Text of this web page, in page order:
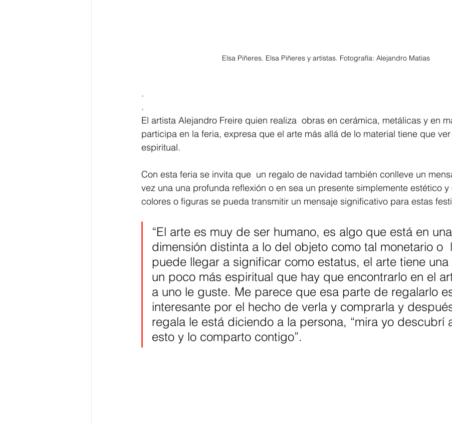
Elsa Piñeres. Elsa Piñeres y artistas. Fotografía: Alejandro Matias
.
.
El artista Alejandro Freire quien realiza  obras en cerámica, metálicas y en
participa en la feria, expresa que el arte más allá de lo material tiene que
espiritual.
Con esta feria se invita que  un regalo de navidad también conlleve un
vez una una profunda reflexión o en sea un presente simplemente estético
colores o figuras se pueda transmitir un mensaje significativo para estas
“El arte es muy de ser humano, es algo que está en una
dimensión distinta a lo del objeto como tal monetario o
puede llegar a significar como estatus, el arte tiene una
un poco más espiritual que hay que encontrarlo en el
a uno le guste. Me parece que esa parte de regalarlo
interesante por el hecho de verla y comprarla y
regala le está diciendo a la persona, “mira yo descubrí
esto y lo comparto contigo”.